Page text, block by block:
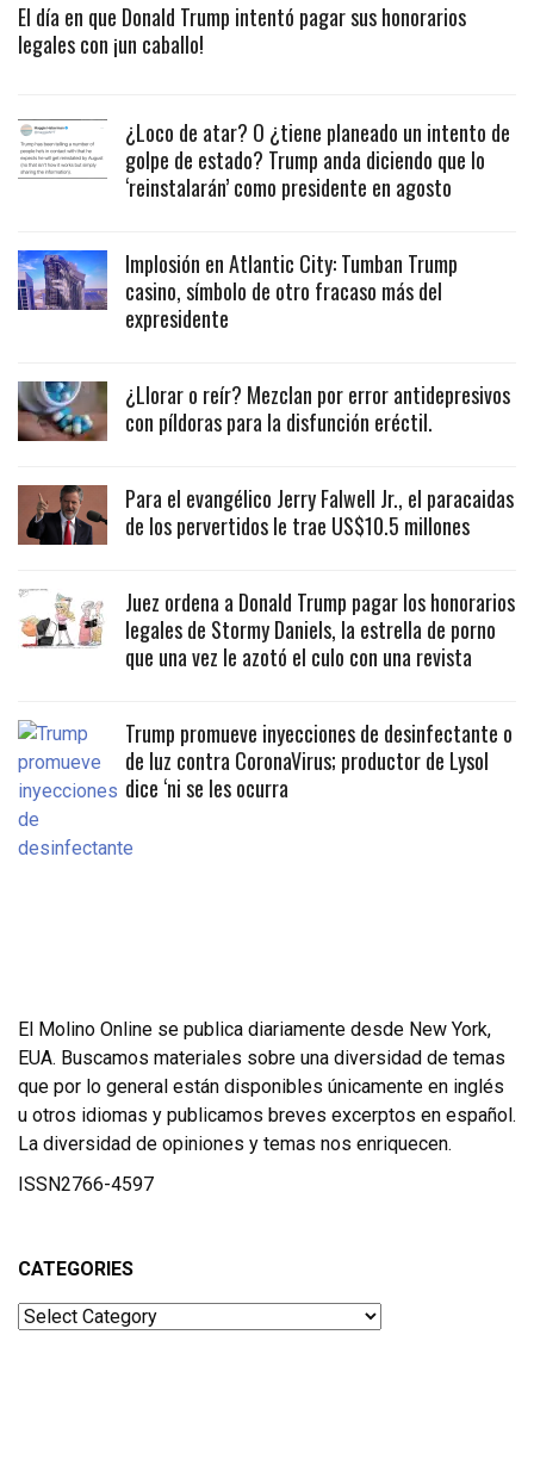
El día en que Donald Trump intentó pagar sus honorarios
legales con ¡un caballo!
¿Loco de atar? O ¿tiene planeado un intento de
golpe de estado? Trump anda diciendo que lo
‘reinstalarán’ como presidente en agosto
Implosión en Atlantic City: Tumban Trump
casino, símbolo de otro fracaso más del
expresidente
¿Llorar o reír? Mezclan por error antidepresivos
con píldoras para la disfunción eréctil.
Para el evangélico Jerry Falwell Jr., el paracaidas
de los pervertidos le trae US$10.5 millones
Juez ordena a Donald Trump pagar los honorarios
legales de Stormy Daniels, la estrella de porno
que una vez le azotó el culo con una revista
Trump promueve inyecciones de desinfectante o
de luz contra CoronaVirus; productor de Lysol
dice ‘ni se les ocurra
El Molino Online se publica diariamente desde New York,
EUA. Buscamos materiales sobre una diversidad de temas
que por lo general están disponibles únicamente en inglés
u otros idiomas y publicamos breves excerptos en español.
La diversidad de opiniones y temas nos enriquecen.
ISSN2766-4597
CATEGORIES
Categories